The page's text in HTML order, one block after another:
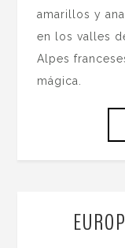
amarillos y
en los valles
Alpes
mágica.